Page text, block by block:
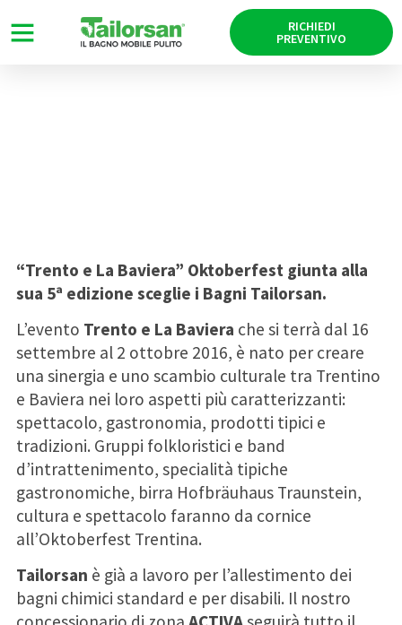
RICHIEDI
PREVENTIVO
“Trento e La Baviera” Oktoberfest giunta alla
sua 5ª edizione sceglie i Bagni Tailorsan.
L’evento Trento e La Baviera che si terrà dal 16
settembre al 2 ottobre 2016, è nato per creare
una sinergia e uno scambio culturale tra Trentino
e Baviera nei loro aspetti più caratterizzanti:
spettacolo, gastronomia, prodotti tipici e
tradizioni. Gruppi folkloristici e band
d’intrattenimento, specialità tipiche
gastronomiche, birra Hofbräuhaus Traunstein,
cultura e spettacolo faranno da cornice
all’Oktoberfest Trentina.
Tailorsan è già a lavoro per l’allestimento dei
bagni chimici standard e per disabili. Il nostro